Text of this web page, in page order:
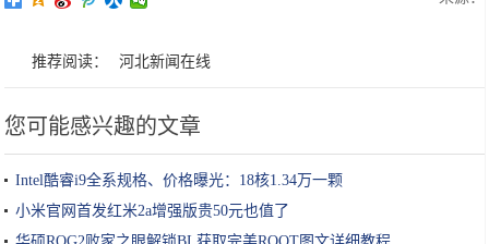
推荐阅读： 河北新闻在线
您可能感兴趣的文章
Intel酷睿i9全系规格、价格曝光：18核1.34万一颗
小米官网首发红米2a增强版贵50元也值了